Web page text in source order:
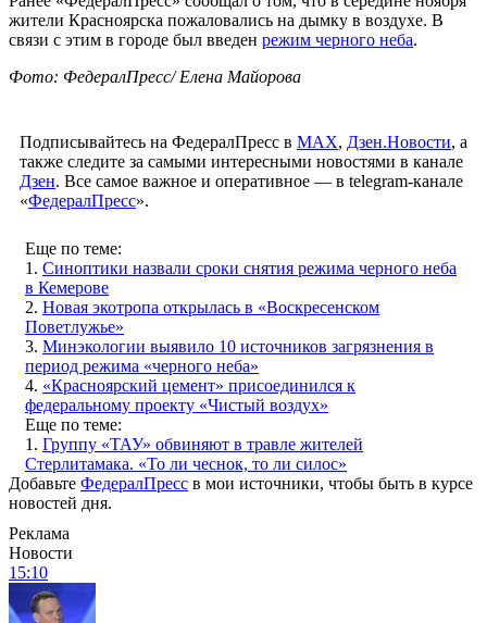
жители Красноярска пожаловались на дымку в воздухе. В
связи с этим в городе был введен режим черного неба.
Фото: ФедералПресс/ Елена Майорова
Подписывайтесь на ФедералПресс в МАХ, Дзен.Новости, а
также следите за самыми интересными новостями в канале
Дзен. Все самое важное и оперативное — в telegram-канале
«ФедералПресс».
Еще по теме:
1. Синоптики назвали сроки снятия режима черного неба
в Кемерове
2. Новая экотропа открылась в «Воскресенском
Поветлужье»
3. Минэкологии выявило 10 источников загрязнения в
период режима «черного неба»
4. «Красноярский цемент» присоединился к
федеральному проекту «Чистый воздух»
Еще по теме:
1. Группу «ТАУ» обвиняют в травле жителей
Стерлитамака. «То ли чеснок, то ли силос»
Добавьте ФедералПресс в мои источники, чтобы быть в курсе
новостей дня.
Реклама
Новости
15:10